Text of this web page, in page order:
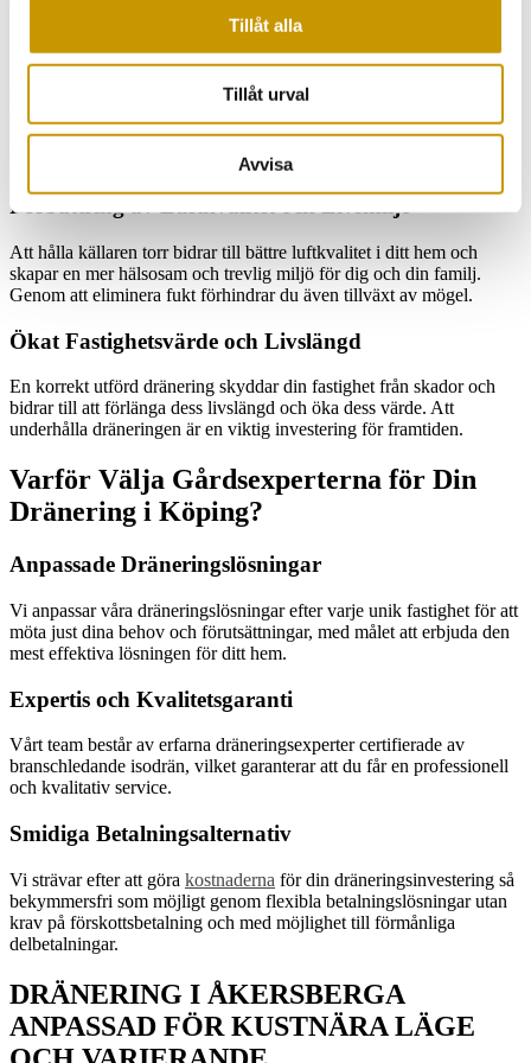
Tillåt alla
Tillåt urval
Avvisa
Skydd mot Fukt och Skador
En välplanerad dränering är avgörande för att avleda vatten bort från
din fastighetsgrundochkällarväggar, vilket minskar risken för
fuktrelaterade problem som mögel och röta. Detta är särskilt viktigt i
Köping där lokala klimatförhållanden kan främja höga fuktnivåer.
Förbättring av Luftkvalitet och Livsmiljö
Att hålla källaren torr bidrar till bättre luftkvalitet i ditt hem och
skapar en mer hälsosam och trevlig miljö för dig och din familj.
Genom att eliminera fukt förhindrar du även tillväxt av mögel.
Ökat Fastighetsvärde och Livslängd
En korrekt utförd dränering skyddar din fastighet från skador och
bidrar till att förlänga dess livslängd och öka dess värde. Att
underhålla dräneringen är en viktig investering för framtiden.
Varför Välja Gårdsexperterna för Din
Dränering i Köping?
Anpassade Dräneringslösningar
Vi anpassar våra dräneringslösningar efter varje unik fastighet för att
möta just dina behov och förutsättningar, med målet att erbjuda den
mest effektiva lösningen för ditt hem.
Expertis och Kvalitetsgaranti
Vårt team består av erfarna dräneringsexperter certifierade av
branschledande isodrän, vilket garanterar att du får en professionell
och kvalitativ service.
Smidiga Betalningsalternativ
Vi strävar efter att göra kostnaderna för din dräneringsinvestering så
bekymmersfri som möjligt genom flexibla betalningslösningar utan
krav på förskottsbetalning och med möjlighet till förmånliga
delbetalningar.
DRÄNERING I ÅKERSBERGA
ANPASSAD FÖR KUSTNÄRA LÄGE